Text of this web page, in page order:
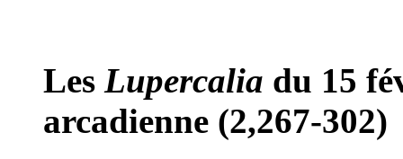
Les Lupercalia du 15
arcadienne (2,267-302)